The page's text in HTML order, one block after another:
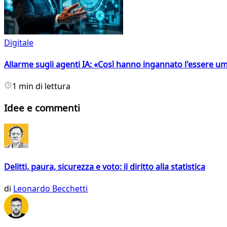
Digitale
Allarme sugli agenti IA: «Così hanno ingannato l'essere
1 min di lettura
Idee e commenti
Delitti, paura, sicurezza e voto: il diritto alla statistica
di Leonardo Becchetti